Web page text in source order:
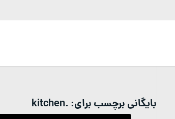
بایگانی برچسب برای: .kitchen